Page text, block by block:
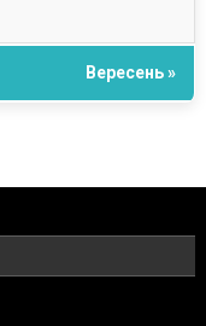
Вересень »